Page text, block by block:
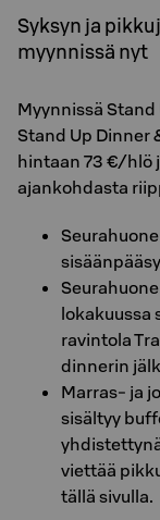
Syksyn ja
myynnissä nyt
Myynnissä
Stand Up Dinner
hintaan 73 €/hlö
ajankohdasta
lokakuussa
ravintola
dinnerin
Marras- ja
sisältyy
viettää
tällä sivulla.